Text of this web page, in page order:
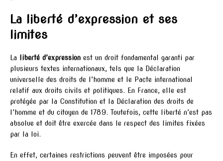
La liberté d’expression et ses
limites
La liberté d’expression est un droit fondamental garanti par
plusieurs textes internationaux, tels que la Déclaration
universelle des droits de l’homme et le Pacte international
relatif aux droits civils et politiques. En France, elle est
protégée par la Constitution et la Déclaration des droits de
l’homme et du citoyen de 1789. Toutefois, cette liberté n’est pas
absolue et doit être exercée dans le respect des limites fixées
par la loi.
En effet, certaines restrictions peuvent être imposées pour